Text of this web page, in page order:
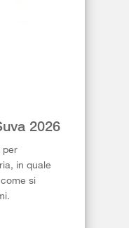
2026
per
in quale
si